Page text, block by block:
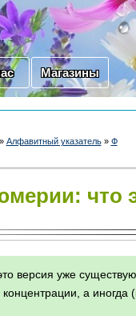
Магазины
Алфавитный указатель» Ф
что
версия уже
концентрации, а